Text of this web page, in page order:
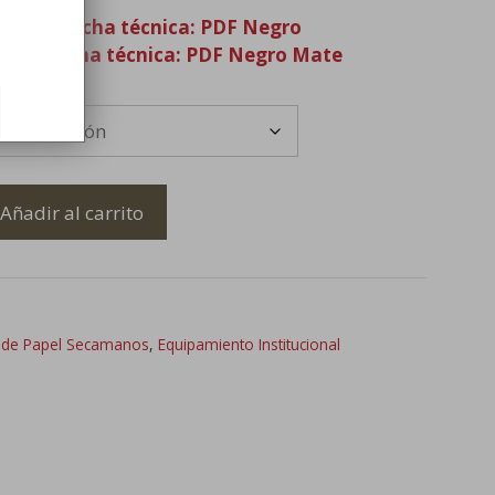
Ficha técnica: PDF Negro
Ficha técnica: PDF Negro Mate
Añadir al carrito
Papel Secamanos, Equipamiento Institucional